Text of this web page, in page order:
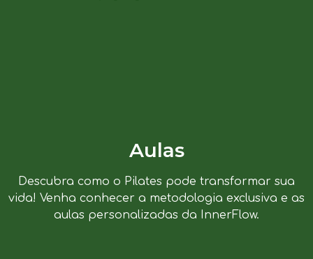
Aulas
Descubra como o Pilates pode transformar sua
vida! Venha conhecer a metodologia exclusiva e as
aulas personalizadas da InnerFlow.